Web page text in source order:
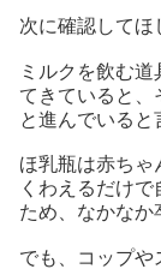
次に確認してほ
ミルクを飲む
てきていると、
と進んでいると
ほ乳瓶は赤ちゃ
くわえるだけ
ため、なかなか
でも、コップや